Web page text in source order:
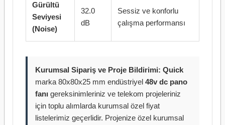
Gürültü
Seviyesi
(Noise)
32.0
dB
Sessiz ve konforlu
çalışma performansı
Kurumsal Sipariş ve Proje Bildirimi: Quick
marka 80x80x25 mm endüstriyel 48v dc pano
fanı gereksinimleriniz ve telekom projeleriniz
için toplu alımlarda kurumsal özel fiyat
listelerimiz geçerlidir. Projenize özel kurumsal